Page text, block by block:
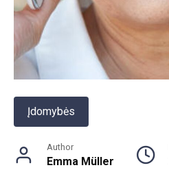
Įdomybės
Author
Emma Müller